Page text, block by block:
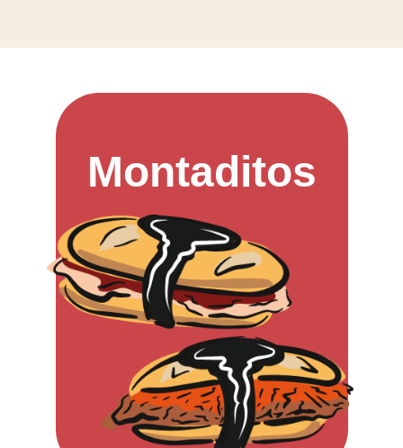
Montaditos